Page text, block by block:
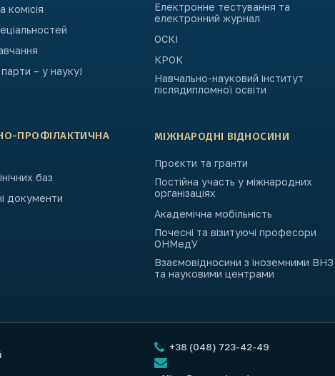
комісія
парти – у науку!
Електронне тестування та
електронний журнал
ОСКІ
КРОК
Навчально-науковий інститут
післядипломної освіти
ПРОФІЛАКТИЧНА
баз
документи
МІЖНАРОДНІ ВІДНОСИНИ
Проєкти та гранти
Постійна участь у міжнародних
організаціях
Академічна мобільність
Почесні та візитуючі професори
ОНМедУ
Взаємовідносини з іноземними ВНЗ
та науковими центрами
+38 (048) 723-42-49